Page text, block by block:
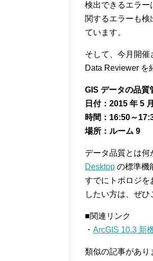
検出できるエラー
関するエラーも
ています。
そして、今月開催
Data Reviewer を
GIS データの品
日付：2015 年 5
時間：16:50～
場所：ルーム 9
データ品質とは何
Desktop の標準機
すでにトポロジを
したい方は、ぜひ
■関連リンク
・ ArcGIS 10.3 新
類似の記事があり